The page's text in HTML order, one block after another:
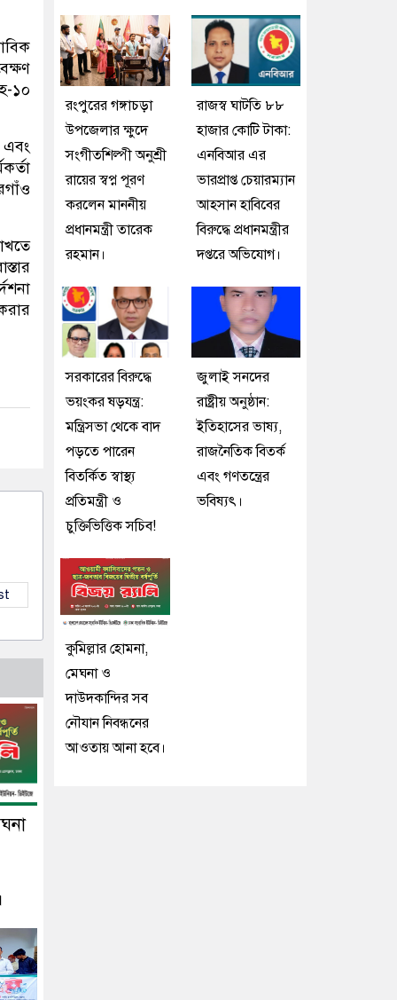
১০
এবং
রংপুরের গঙ্গাচড়া
উপজেলার ক্ষুদে
সংগীতশিল্পী অনুশ্রী
রায়ের স্বপ্ন পূরণ
করলেন মাননীয়
প্রধানমন্ত্রী তারেক
রহমান।
রাজস্ব ঘাটতি ৮৮
হাজার কোটি টাকা:
এনবিআর এর
ভারপ্রাপ্ত চেয়ারম্যান
আহসান হাবিবের
বিরুদ্ধে প্রধানমন্ত্রীর
দপ্তরে অভিযোগ।
সরকারের বিরুদ্ধে
ভয়ংকর ষড়যন্ত্র:
মন্ত্রিসভা থেকে বাদ
পড়তে পারেন
বিতর্কিত স্বাস্থ্য
প্রতিমন্ত্রী ও
চুক্তিভিত্তিক সচিব!
জুলাই সনদের
রাষ্ট্রীয় অনুষ্ঠান:
ইতিহাসের ভাষ্য,
রাজনৈতিক বিতর্ক
এবং গণতন্ত্রের
ভবিষ্যৎ।
কুমিল্লার হোমনা,
মেঘনা ও
দাউদকান্দির সব
নৌযান নিবন্ধনের
আওতায় আনা হবে।